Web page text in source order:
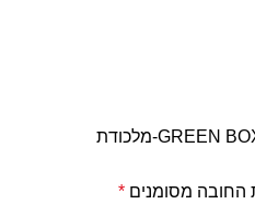
היה הראשון לכתוב סקירה “GREEN BOX-מלכודת
החובה מסומנים *